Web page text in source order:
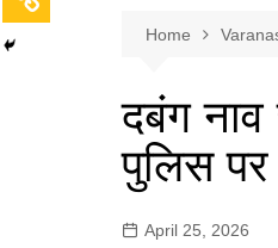
कोलकाता
नई दिल्ली
मुम्बई
Home
दबंग
पुलिस
April 25, 2026